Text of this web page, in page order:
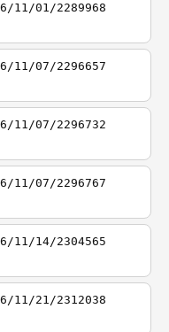
11/01/2289968
11/07/2296657
11/07/2296732
11/07/2296767
11/14/2304565
11/21/2312038